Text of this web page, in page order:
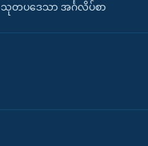
သုတပဒေသာ အင်္ဂလိပ်စာ